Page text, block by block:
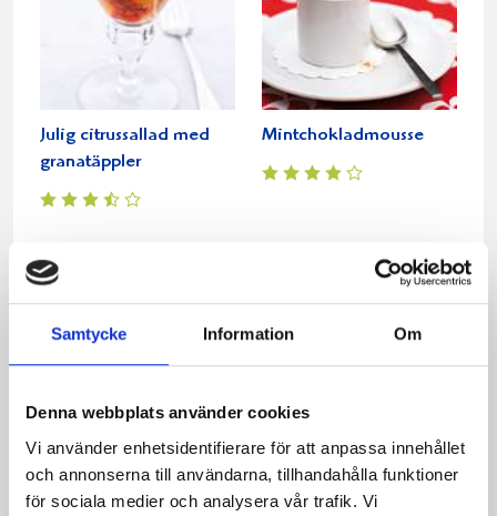
Samtycke Information Om
Denna webbplats använder cookies
Vi använder enhetsidentifierare för att anpassa innehållet
och annonserna till användarna, tillhandahålla funktioner
för sociala medier och analysera vår trafik. Vi
Julig citrussallad med
granatäppler
Mintchokladmousse
Nötkakor med nejlika
Saffrans-cheesecake
med pepparkaksbotten